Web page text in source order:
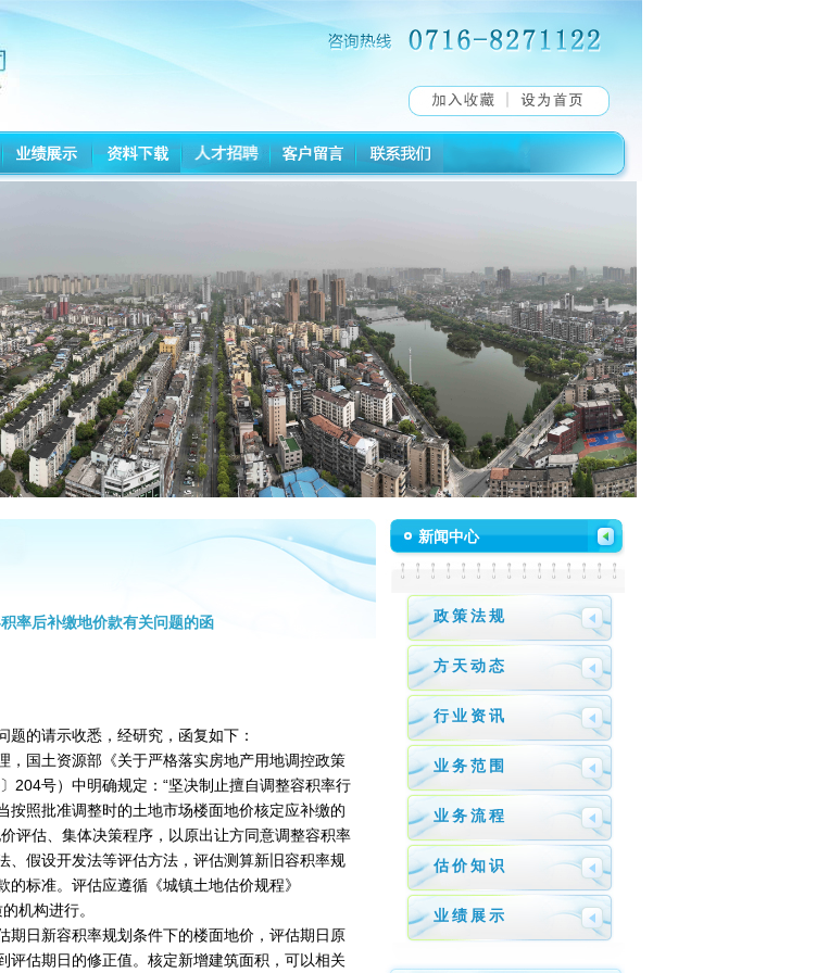
率后补缴地价款有关问题的函
的请示收悉，经研究，函复如下：
国土资源部《关于严格落实房地产用地调控政策
204号）中明确规定：“坚决制止擅自调整容积率行
按照批准调整时的土地市场楼面地价核定应补缴的
评估、集体决策程序，以原出让方同意调整容积率
、假设开发法等评估方法，评估测算新旧容积率规
标准。评估应遵循《城镇土地估价规程》
机构进行。
日新容积率规划条件下的楼面地价，评估期日原
估期日的修正值。核定新增建筑面积，可以相关
新闻中心
政策法规
方天动态
行业资讯
业务范围
业务流程
估价知识
业绩展示